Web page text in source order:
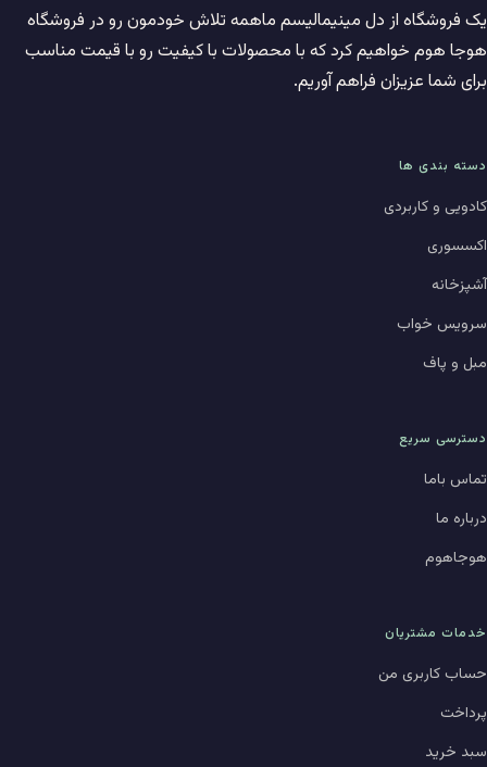
یک فروشگاه از دل مینیمالیسم ماهمه تلاش خودمون رو در فروشگاه
هوجا هوم خواهیم کرد که با محصولات با کیفیت رو با قیمت مناسب
برای شما عزیزان فراهم آوریم.
دسته بندی ها
کادویی و کاربردی
اکسسوری
آشپزخانه
سرویس خواب
مبل و پاف
دسترسی سریع
تماس باما
درباره ما
هوجاهوم
خدمات مشتریان
حساب کاربری من
پرداخت
سبد خرید